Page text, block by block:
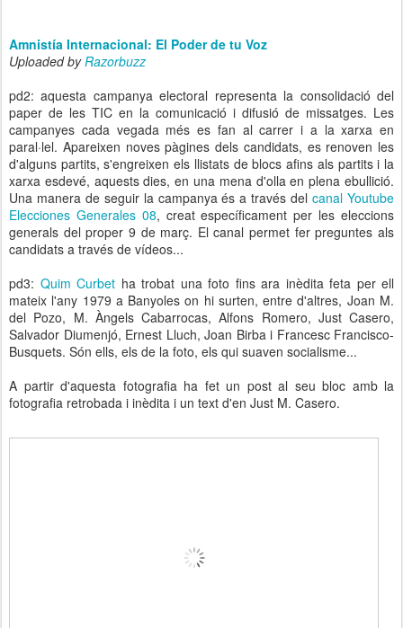
Amnistía Internacional: El Poder de tu Voz
Uploaded byRazorbuzz
pd2: aquesta campanya electoral representa la consolidació del
paper de les TIC en la comunicació i difusió de missatges. Les
campanyes cada vegada més es fan al carrer i a la xarxa en
paral·lel. Apareixen noves pàgines dels candidats, es renoven les
d'alguns partits, s'engreixen els llistats de blocs afins als partits i la
xarxa esdevé, aquests dies, en una mena d'olla en plena ebullició.
Una manera de seguir la campanya és a través delcanal Youtube
Elecciones Generales 08, creat específicament per les eleccions
generals del proper 9 de març. El canal permet fer preguntes als
candidats a través de vídeos...
pd3: Quim Curbet ha trobat una foto fins ara inèdita feta per ell
mateix l'any 1979 a Banyoles on hi surten, entre d'altres, Joan M.
del Pozo, M. Àngels Cabarrocas, Alfons Romero, Just Casero,
Salvador Diumenjó, Ernest Lluch, Joan Birba i Francesc Francisco-
Busquets. Són ells, els de la foto, els qui suaven socialisme...
A partir d'aquesta fotografia ha fet un post al seu bloc amb la
fotografia retrobada i inèdita i un text d'en Just M. Casero.